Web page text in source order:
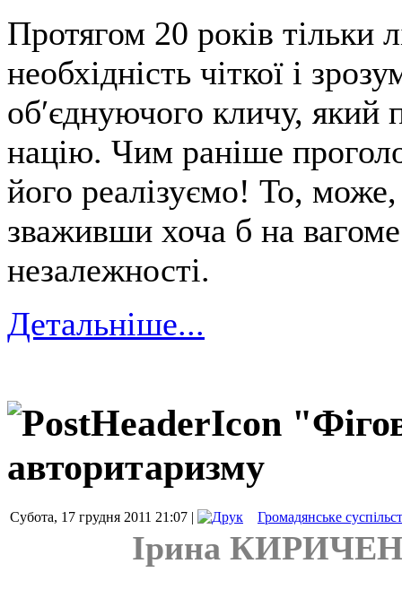
Протягом 20 років тільки
необхідність чіткої і
об′єднуючого кличу, який
націю. Чим раніше
його реалізуємо! То,
зваживши хоча б на
незалежності.
Детальніше...
авторитаризму
Субота, 17 грудня 2011 21:07 | Громадянське
Ірина